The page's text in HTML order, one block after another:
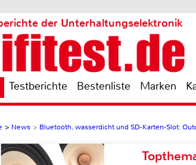
der Unterhaltungselektronik
Testberichte Bestenliste Marken
> News > Bluetooth, wasserdicht und SD-Karten-Slot: